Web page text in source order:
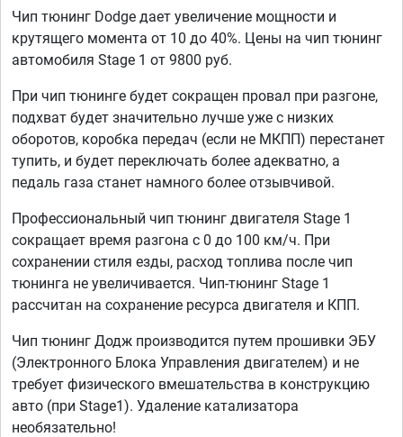
Чип тюнинг Dodge дает увеличение мощности и
крутящего момента от 10 до 40%. Цены на чип тюнинг
автомобиля Stage 1 от 9800 руб.
При чип тюнинге будет сокращен провал при разгоне,
подхват будет значительно лучше уже с низких
оборотов, коробка передач (если не МКПП) перестанет
тупить, и будет переключать более адекватно, а
педаль газа станет намного более отзывчивой.
Профессиональный чип тюнинг двигателя Stage 1
сокращает время разгона с 0 до 100 км/ч. При
сохранении стиля езды, расход топлива после чип
тюнинга не увеличивается. Чип-тюнинг Stage 1
рассчитан на сохранение ресурса двигателя и КПП.
Чип тюнинг Додж производится путем прошивки ЭБУ
(Электронного Блока Управления двигателем) и не
требует физического вмешательства в конструкцию
авто (при Stage1). Удаление катализатора
необязательно!